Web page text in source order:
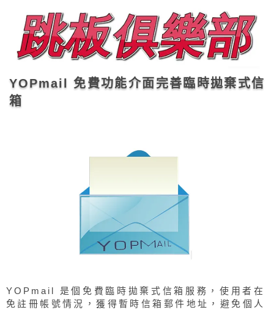
YOPmail 免費功能介面完善臨時拋棄式信
箱
YOPmail 是個免費臨時拋棄式信箱服務，使用者在
免註冊帳號情況，獲得暫時信箱郵件地址，避免個人